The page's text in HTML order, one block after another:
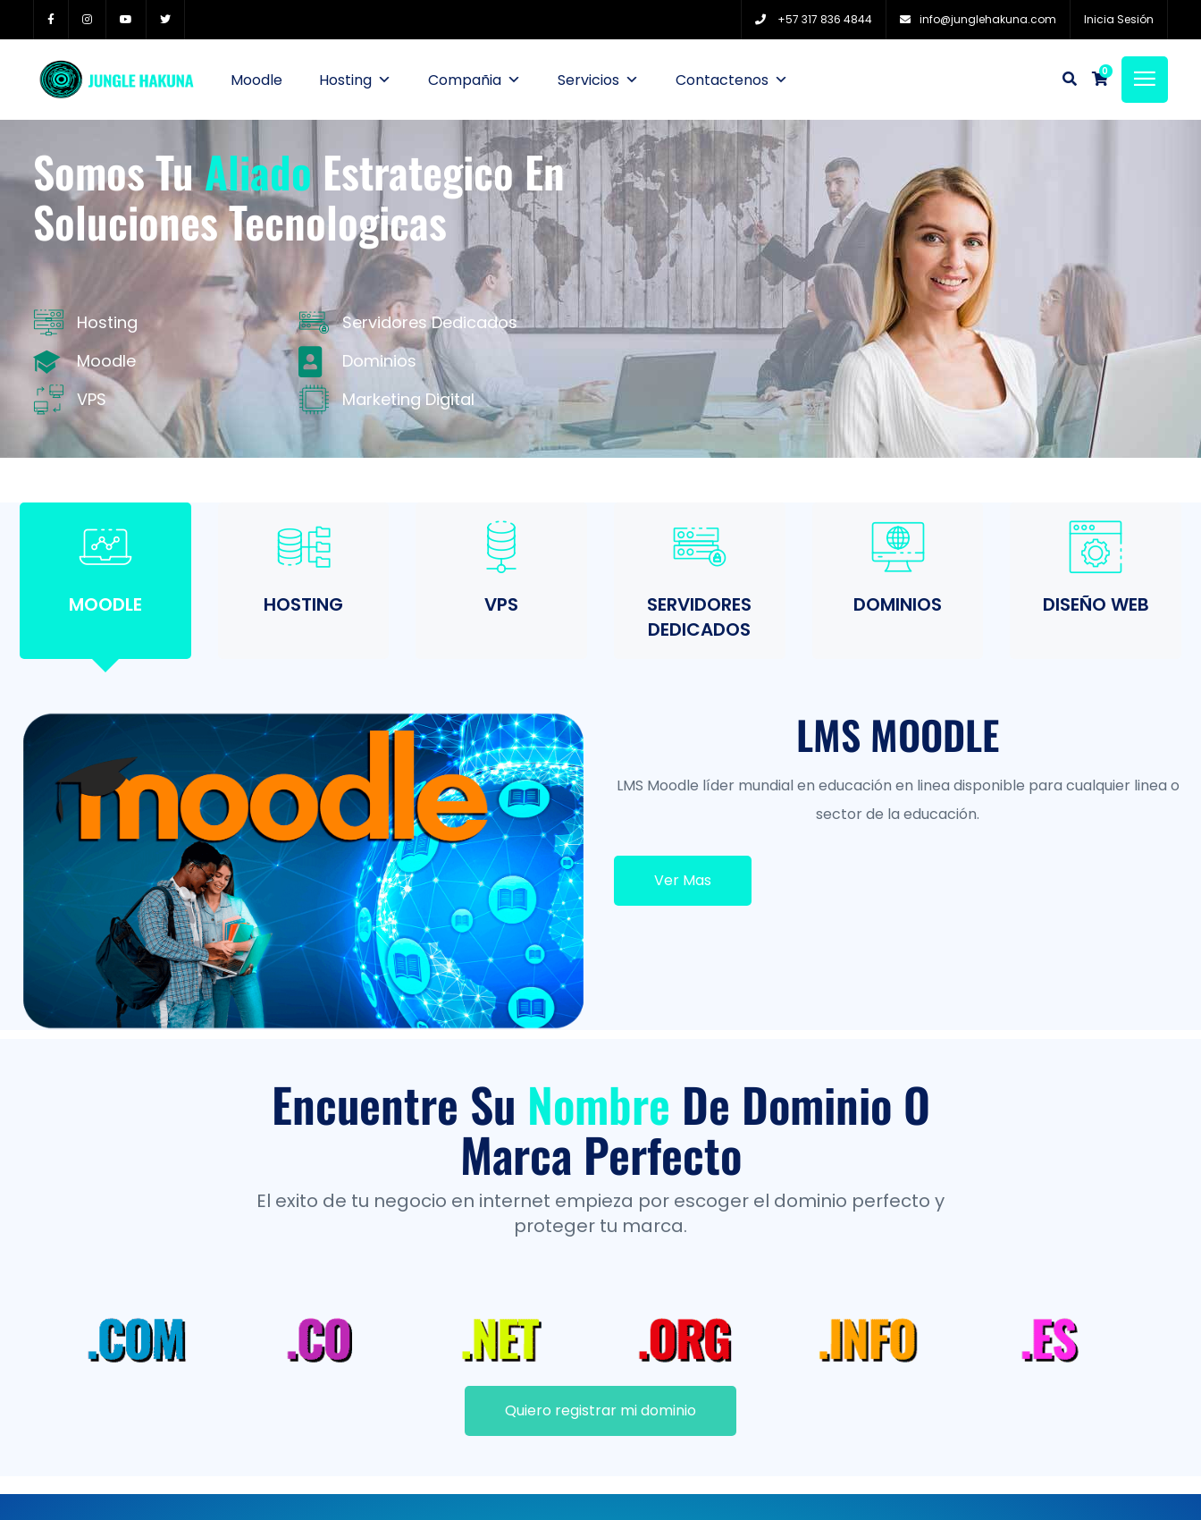
+57 317 836 4844 info@junglehakuna.com Inicia Sesión
Moodle Hosting Compañia Servicios Contactenos 0
Somos TuAliadoEstrategico En
Soluciones Tecnologicas
Hosting
Moodle
VPS
Servidores Dedicados
Dominios
Marketing Digital
MOODLE HOSTING VPS
SERVIDORES
DEDICADOS
DOMINIOS DISEÑO WEB
LMS MOODLE
LMS Moodle líder mundial en educación en linea disponible para cualquier linea o
sector de la educación.
Ver Mas
Encuentre Su Nombre De Dominio O
Marca Perfecto
El exito de tu negocio en internet empieza por escoger el dominio perfecto y
proteger tu marca.
Quiero registrar mi dominio